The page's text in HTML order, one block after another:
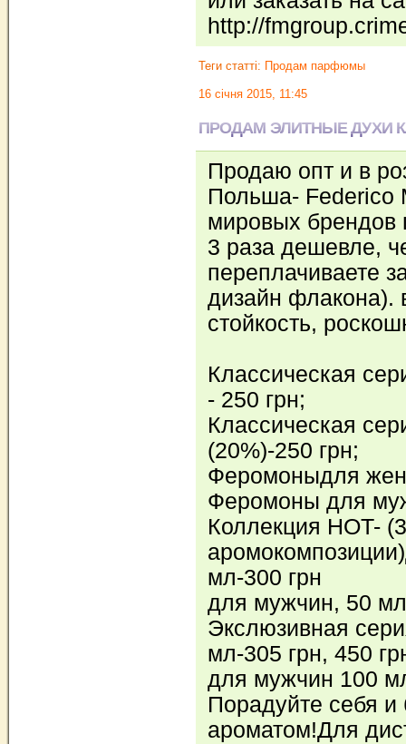
http://
Теги статті: Продам парфюмы
16 січня 2015, 11:45
ПРОДАМ ЭЛИТНЫЕ ДУХИ
Продаю опт и в
Польша- Federico
мировых брендов
3 раза дешевле,
переплачиваете
дизайн флакона).
стойкость,
Классическая
- 250 грн;
Классическая
(20%)-250 грн;
Феромоныдля
Феромоны для
Коллекция HOT-
мл-300 грн
для мужчин, 50
Экслюзивная
мл-305 грн, 450
для мужчин 100
Порадуйте себя
ароматом!Для